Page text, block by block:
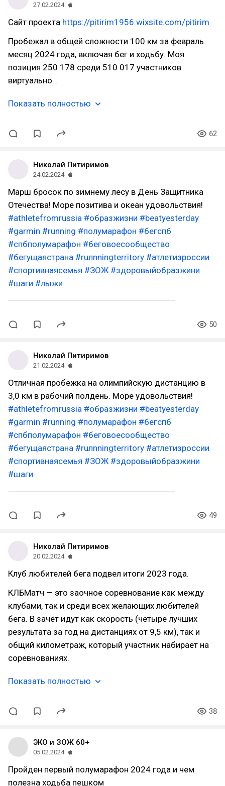
27.02.2024
Сайт проекта https://pitirim1956.wixsite.com/pitirim
Пробежал в общей сложности 100 км за февраль
месяц 2024 года, включая бег и ходьбу. Моя
позиция 250 178 среди 510 017 участников
виртуально…
Показать полностью
62
Николай Питиримов
24.02.2024
Марш бросок по зимнему лесу в День Защитника
Отечества! Море позитива и океан удовольствия!
#athletefromrussia #образжизни #beatyesterday
#garmin #running #полумарафон #бегспб
#спбполумарафон #беговоесообщество
#бегущаястрана #ruлnningterritory #атлетизроссии
#спортивнаясемья #ЗОЖ #здоровыйобразжини
#шаги #лыжи
50
Николай Питиримов
21.02.2024
Отличная пробежка на олимпийскую дистанцию в
3,0 км в рабочий полдень. Море удовольствия!
#athletefromrussia #образжизни #beatyesterday
#garmin #running #полумарафон #бегспб
#спбполумарафон #беговоесообщество
#бегущаястрана #ruлnningterritory #атлетизроссии
#спортивнаясемья #ЗОЖ #здоровыйобразжини
#шаги
49
Николай Питиримов
20.02.2024
Клуб любителей бега подвел итоги 2023 года.
КЛБМатч — это заочное соревнование как между
клубами, так и среди всех желающих любителей
бега. В зачёт идут как скорость (четыре лучших
результата за год на дистанциях от 9,5 км), так и
общий километраж, который участник набирает на
соревнованиях.
Показать полностью
38
ЭКО и ЗОЖ 60+
05.02.2024
Пройден первый полумарафон 2024 года и чем
полезна ходьба пешком